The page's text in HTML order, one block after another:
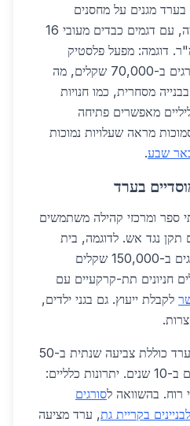
בערד מגנים על מחסנים
ומפעלי מזון באזור התעשייה, עם דגמים כבדים מעובי 16
שקלים/מ"ר. דוגמה: מפעל פלסטיק
בערד התקין 200 מ"ר סורגים ב-70,000 שקלים, מה
פריצות ב-90%. בבנייה מסחרית, כמו חנויות
מאפשרים פתיחה
מראה שעלויות נמוכות
שבע.
בערד
ספר ומרכזי קהילה משתמשים
תקן נגד אש. לדוגמה, בית
ספר נווה מדבר התקין סורגים ב-150,000 שקלים
חניונים תת-קרקעיים עם
לקבלת ייעוץ. גם בגני ילדים,
תחזוקת סורגים לבניינים בערד כוללת צביעה שנתית ב-50
שקלים/מ"ר, ומאריכה חיים ב-10 שנים. יתרונות כלליים:
רוח. בהשוואה לסורגים
בקריית גת, ערד מציעה